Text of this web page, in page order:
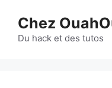
contenu
Chez
Du hack et des tutos